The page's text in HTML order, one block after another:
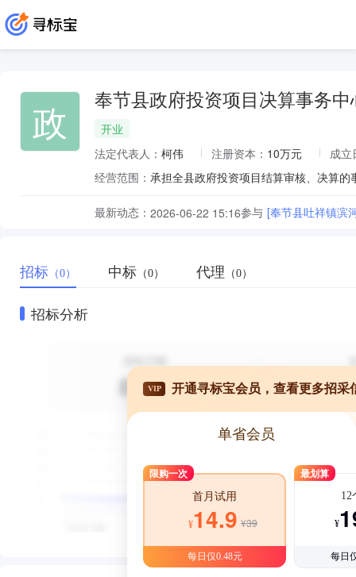
政 奉节县政府投资项目决算事务中
开业
法定代表人： 柯伟 注册资本： 10万元
成立
经营范围：
最新动态： 2026-06-22 15:16参与 [奉节县吐祥镇滨
招标 （0） 中标 （0） 代理 （0）
招标分析
VIP 开通寻标宝会员，查看更多招采
单省会员
限购一次
首月试用
¥14.9 ¥39
每日仅0.48元
最划算
12
¥
每日